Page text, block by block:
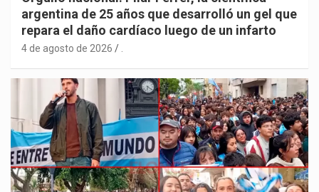
argentina de 25 años que desarrolló un gel que
repara el daño cardíaco luego de un infarto
4 de agosto de 2026